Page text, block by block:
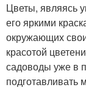
Цветы, являясь
его яркими
окружающих
красотой
садоводы уже в
подготавливать